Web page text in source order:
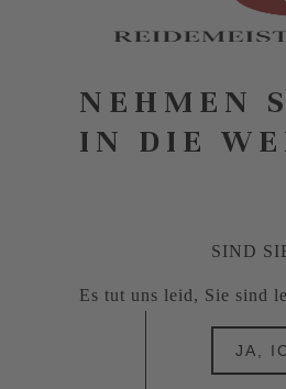
NEHMEN
IN DIE
SIND
Es tut uns leid, Sie sind
JA,